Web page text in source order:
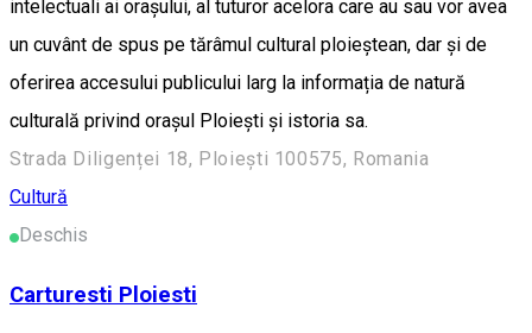
intelectuali ai orașului, al tuturor acelora care au sau vor avea
un cuvânt de spus pe tărâmul cultural ploieștean, dar și de
oferirea accesului publicului larg la informația de natură
culturală privind orașul Ploiești și istoria sa.
Strada Diligenței 18, Ploiești 100575, Romania
Cultură
Deschis
Carturesti Ploiesti